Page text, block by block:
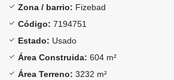
Zona / barrio: Fizebad
Código: 7194751
Estado: Usado
Área Construida: 604 m²
Área Terreno: 3232 m²